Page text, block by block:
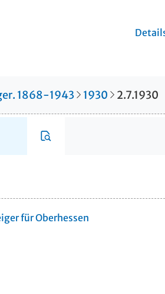
1868-1943 1930 2.7.1930
für Oberhessen